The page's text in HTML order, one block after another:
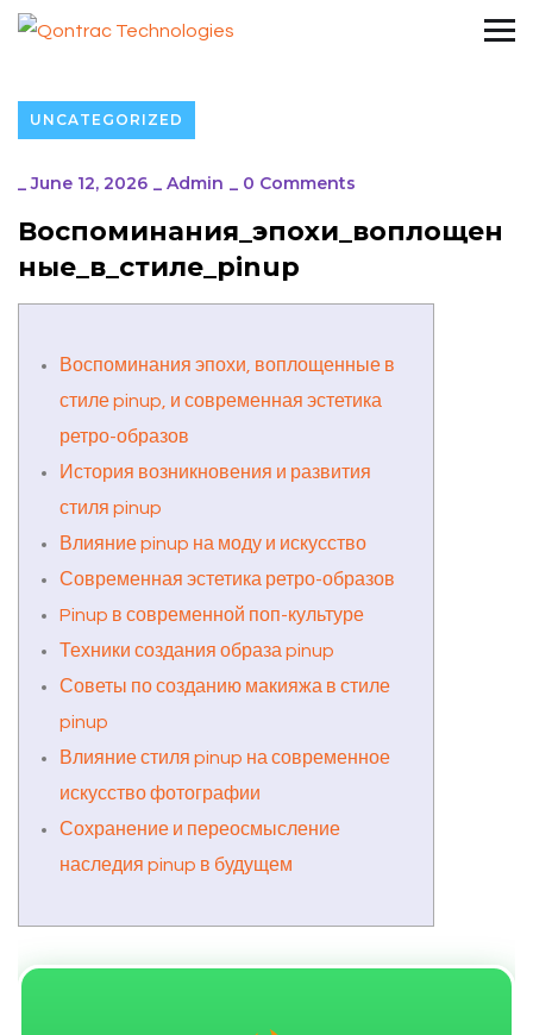
UNCATEGORIZED
_June 12, 2026 _ Admin _ 0 Comments
Воспоминания_эпохи_воплощен
ные_в_стиле_pinup
Воспоминания эпохи, воплощенные в
стиле pinup, и современная эстетика
ретро-образов
История возникновения и развития
стиля pinup
Влияние pinup на моду и искусство
Современная эстетика ретро-образов
Pinup в современной поп-культуре
Техники создания образа pinup
Советы по созданию макияжа в стиле
pinup
Влияние стиля pinup на современное
искусство фотографии
Сохранение и переосмысление
наследия pinup в будущем